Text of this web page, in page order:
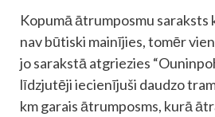
Kopumā ātrumposmu saraksts
nav būtiski mainījies, tomēr
jo sarakstā atgriezies
līdzjutēji iecienījuši daudzo
km garais ātrumposms, kurā